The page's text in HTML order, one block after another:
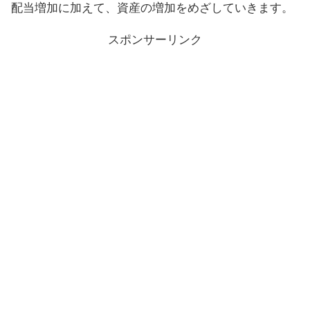
配当増加に加えて、資産の増加をめざしていきます。
スポンサーリンク